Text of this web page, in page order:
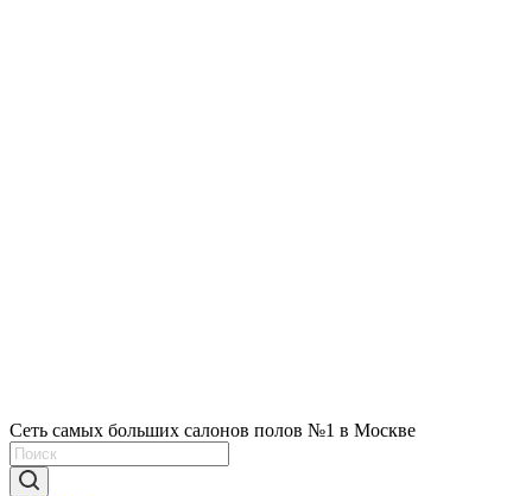
Сеть самых больших салонов полов №1 в Москве